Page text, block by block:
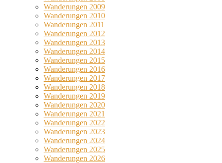
Wanderungen 2009
Wanderungen 2010
Wanderungen 2011
Wanderungen 2012
Wanderungen 2013
Wanderungen 2014
Wanderungen 2015
Wanderungen 2016
Wanderungen 2017
Wanderungen 2018
Wanderungen 2019
Wanderungen 2020
Wanderungen 2021
Wanderungen 2022
Wanderungen 2023
Wanderungen 2024
Wanderungen 2025
Wanderungen 2026